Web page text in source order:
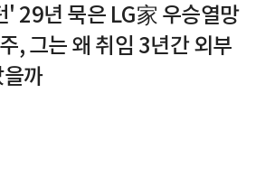
' 29년 묵은 LG家 우승열망
, 그는 왜 취임 3년간 외부
까